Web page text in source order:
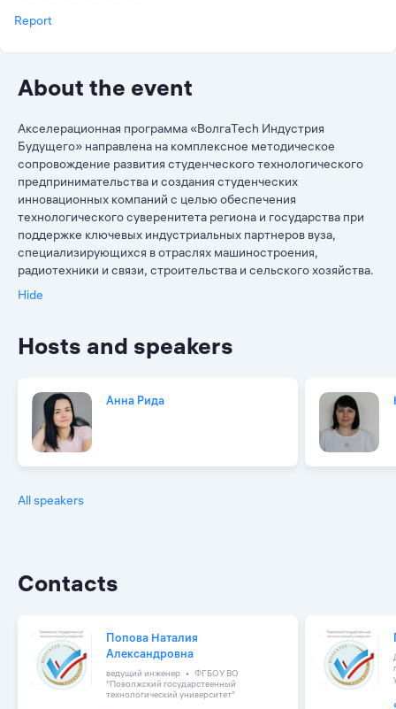
Report
About the event
Акселерационная программа «ВолгаTech Индустрия
Будущего» направлена на комплексное методическое
сопровождение развития студенческого технологического
предпринимательства и создания студенческих
инновационных компаний с целью обеспечения
технологического суверенитета региона и государства при
поддержке ключевых индустриальных партнеров вуза,
специализирующихся в отраслях машиностроения,
радиотехники и связи, строительства и сельского хозяйства.
Hide
Hosts and speakers
Анна Рида
All speakers
Contacts
Попова Наталия
Александровна
ведущий инженер
ФГБОУ ВО
"Поволжский государственный
технологический университет"